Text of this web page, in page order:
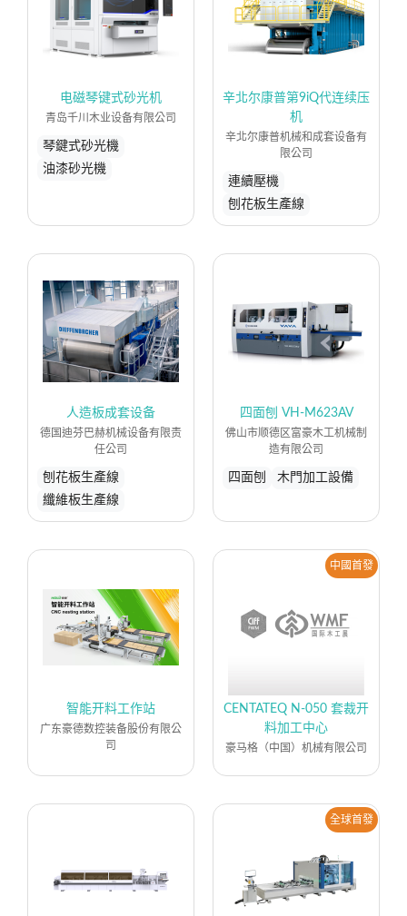
电磁琴键式砂光机
青岛千川木业设备有限公司
琴鍵式砂光機
油漆砂光機
辛北尔康普第9iQ代连续压
机
辛北尔康普机械和成套设备有
限公司
連續壓機
刨花板生產線
人造板成套设备
德国迪芬巴赫机械设备有限责
任公司
刨花板生產線
纖維板生產線
四面刨 VH-M623AV
佛山市顺德区富豪木工机械制
造有限公司
四面刨 木門加工設備
智能开料工作站
广东豪德数控装备股份有限公
司
中國首發
CENTATEQ N-050 套裁开
料加工中心
豪马格（中国）机械有限公司
全球首發